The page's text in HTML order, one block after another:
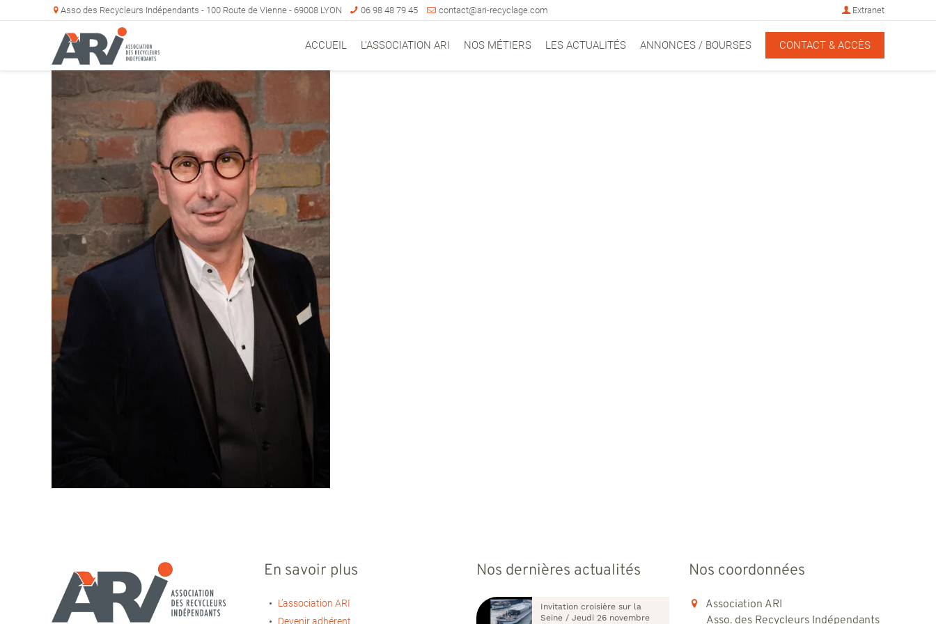
Asso des Recycleurs Indépendants - 100 Route de Vienne - 69008 LYON 06 98 48 79 45 contact@ari-recyclage.com Extranet
ACCUEIL L’ASSOCIATION ARI NOS MÉTIERS LES ACTUALITÉS ANNONCES / BOURSES CONTACT & ACCÈS
En savoir plus
L’association ARI
Devenir adhérent
Nos dernières actualités
Invitation croisière sur la
Seine / Jeudi 26 novembre
Nos coordonnées
Association ARI
Asso. des Recycleurs Indépendants